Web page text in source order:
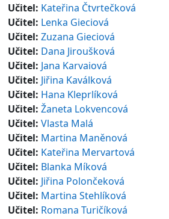
Učitel: Kateřina Čtvrtečková
Učitel: Lenka Gieciová
Učitel: Zuzana Gieciová
Učitel: Dana Jiroušková
Učitel: Jana Karvaiová
Učitel: Jiřina Kaválková
Učitel: Hana Kleprlíková
Učitel: Žaneta Lokvencová
Učitel: Vlasta Malá
Učitel: Martina Maněnová
Učitel: Kateřina Mervartová
Učitel: Blanka Míková
Učitel: Jiřina Polončeková
Učitel: Martina Stehlíková
Učitel: Romana Turičíková